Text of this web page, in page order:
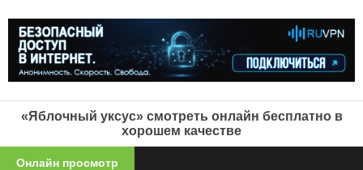
«Яблочный уксус» смотреть онлайн бесплатно в
хорошем качестве
Онлайн просмотр